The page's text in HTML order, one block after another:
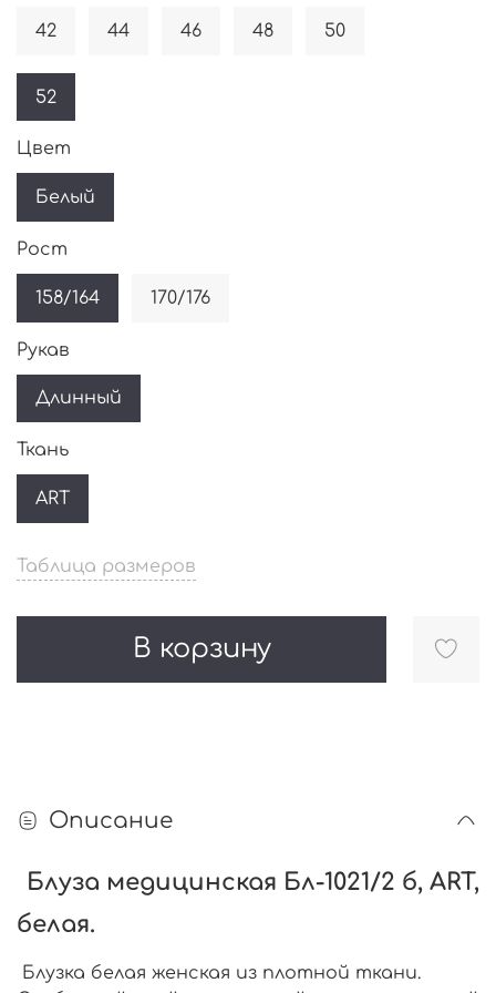
Таблица размеров
В корзину
42 44 46 48 50
52
Цвет
Белый
Рост
158/164 170/176
Рукав
Длинный
Ткань
ART
Описание
Блуза медицинская Бл-1021/2 б, ART,
белая.
Блузка белая женская из плотной ткани.